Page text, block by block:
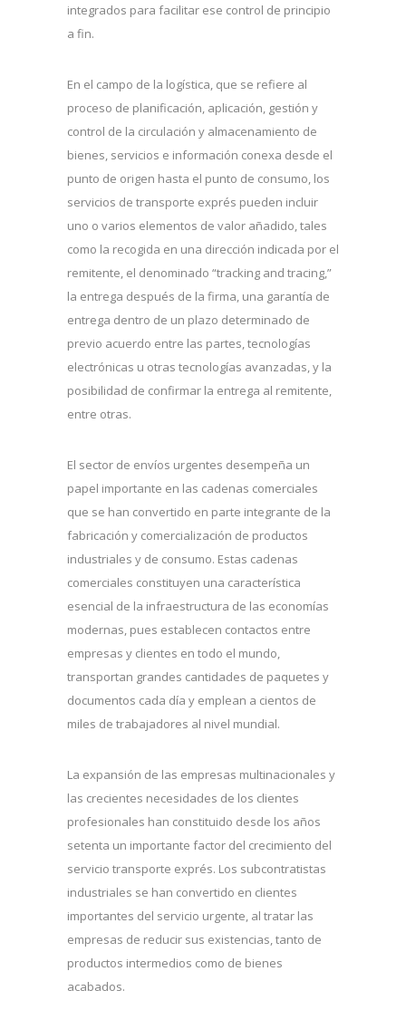
integrados para facilitar ese control de principio
a fin.
En el campo de la logística, que se refiere al
proceso de planificación, aplicación, gestión y
control de la circulación y almacenamiento de
bienes, servicios e información conexa desde el
punto de origen hasta el punto de consumo, los
servicios de transporte exprés pueden incluir
uno o varios elementos de valor añadido, tales
como la recogida en una dirección indicada por el
remitente, el denominado “tracking and tracing,”
la entrega después de la firma, una garantía de
entrega dentro de un plazo determinado de
previo acuerdo entre las partes, tecnologías
electrónicas u otras tecnologías avanzadas, y la
posibilidad de confirmar la entrega al remitente,
entre otras.
El sector de envíos urgentes desempeña un
papel importante en las cadenas comerciales
que se han convertido en parte integrante de la
fabricación y comercialización de productos
industriales y de consumo. Estas cadenas
comerciales constituyen una característica
esencial de la infraestructura de las economías
modernas, pues establecen contactos entre
empresas y clientes en todo el mundo,
transportan grandes cantidades de paquetes y
documentos cada día y emplean a cientos de
miles de trabajadores al nivel mundial.
La expansión de las empresas multinacionales y
las crecientes necesidades de los clientes
profesionales han constituido desde los años
setenta un importante factor del crecimiento del
servicio transporte exprés. Los subcontratistas
industriales se han convertido en clientes
importantes del servicio urgente, al tratar las
empresas de reducir sus existencias, tanto de
productos intermedios como de bienes
acabados.